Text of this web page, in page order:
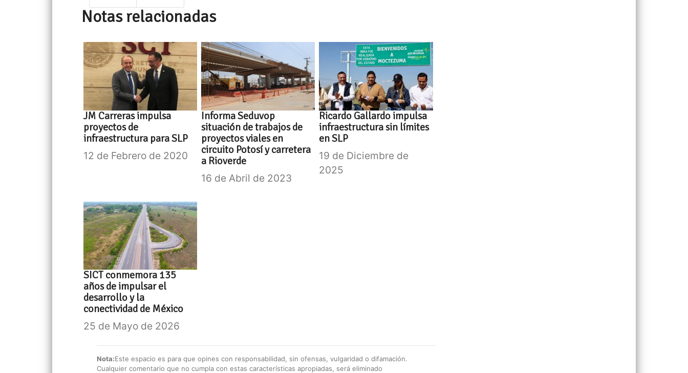
Notas relacionadas
JM Carreras impulsa
proyectos de
infraestructura para SLP
12 de Febrero de 2020
Informa Seduvop
situación de trabajos de
proyectos viales en
circuito Potosí y carretera
a Rioverde
16 de Abril de 2023
Ricardo Gallardo impulsa
infraestructura sin límites
en SLP
19 de Diciembre de
2025
SICT conmemora 135
años de impulsar el
desarrollo y la
conectividad de México
25 de Mayo de 2026
Nota:Este espacio es para que opines con responsabilidad, sin ofensas, vulgaridad o difamación.
Cualquier comentario que no cumpla con estas características apropiadas, será eliminado